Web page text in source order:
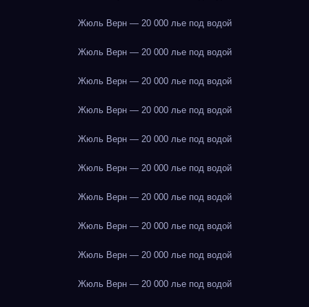
Жюль Верн — 20 000 лье под водой
Жюль Верн — 20 000 лье под водой
Жюль Верн — 20 000 лье под водой
Жюль Верн — 20 000 лье под водой
Жюль Верн — 20 000 лье под водой
Жюль Верн — 20 000 лье под водой
Жюль Верн — 20 000 лье под водой
Жюль Верн — 20 000 лье под водой
Жюль Верн — 20 000 лье под водой
Жюль Верн — 20 000 лье под водой